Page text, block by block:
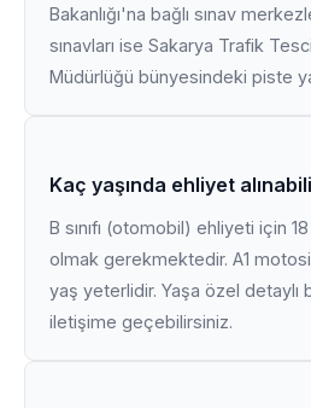
Bakanlığı'na bağlı sınav
sınavları ise Sakarya Trafik
Müdürlüğü bünyesindeki piste
Kaç yaşında ehliyet
B sınıfı (otomobil) ehliyeti için
olmak gerekmektedir. A1
yaş yeterlidir. Yaşa özel detaylı
iletişime geçebilirsiniz.